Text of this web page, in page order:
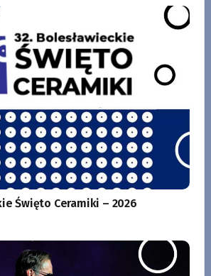
Święto Ceramiki – 2026